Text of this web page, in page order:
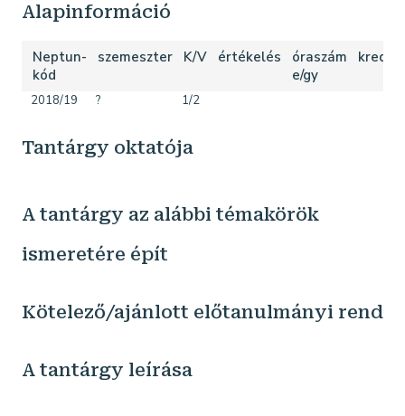
Alapinformáció
Neptun-
kód
szemeszter K/V értékelés
óraszám
e/gy
kredit
2018/19 ? 1/2
Tantárgy oktatója
A tantárgy az alábbi témakörök
ismeretére épít
Kötelező/ajánlott előtanulmányi rend
A tantárgy leírása